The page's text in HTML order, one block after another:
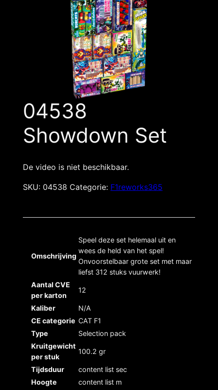
04538
Showdown Set
De video is niet beschikbaar.
SKU: 04538 Categorie: F1reworks365
Omschrijving
Speel deze set helemaal uit en
wees de held van het spel!
Onvoorstelbaar grote set met maar
liefst 312 stuks vuurwerk!
Aantal CVE
per karton
12
Kaliber
N/A
CE categorie CAT F1
Type
Selection pack
Kruitgewicht
per stuk
100.2 gr
Tijdsduur
content list sec
Hoogte
content list m